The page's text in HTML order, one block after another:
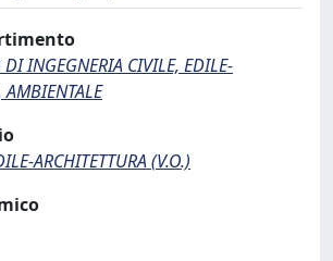
INGEGNERIA CIVILE, EDILE-
AMBIENTALE
ARCHITETTURA (V.O.)